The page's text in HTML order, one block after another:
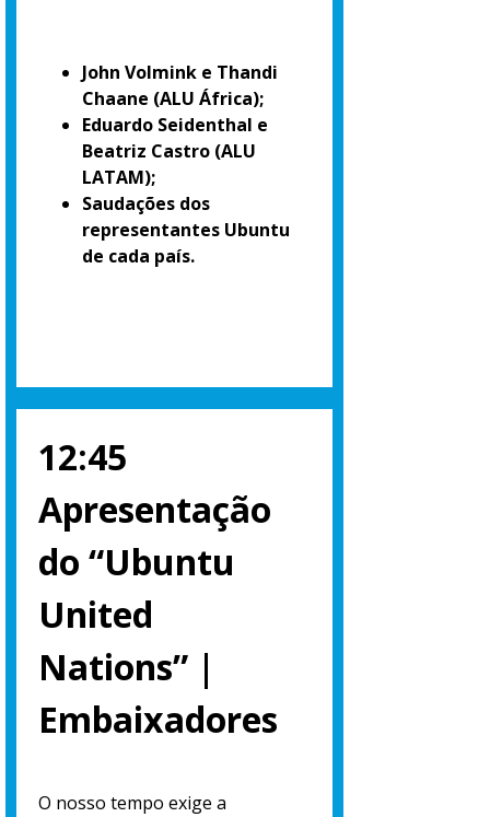
John Volmink e Thandi
Chaane (ALU África);
Eduardo Seidenthal e
Beatriz Castro (ALU
LATAM);
Saudações dos
representantes Ubuntu
de cada país.
12:45
Apresentação
do “Ubuntu
United
Nations” |
Embaixadores
O nosso tempo exige a